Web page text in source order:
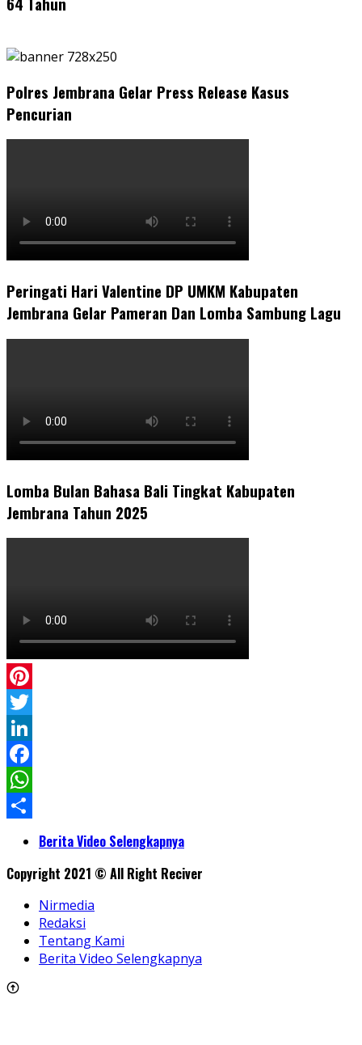
Polres Jembrana Gelar Press Release Kasus
Pencurian
Peringati Hari Valentine DP UMKM Kabupaten
Jembrana Gelar Pameran Dan Lomba Sambung Lagu
Lomba Bulan Bahasa Bali Tingkat Kabupaten
Jembrana Tahun 2025
Pinterest
Twitter
LinkedIn
Facebook
WhatsApp
ShareBerita Video Selengkapnya
Copyright 2021 © All Right Reciver
Nirmedia
Redaksi
Tentang Kami
Berita Video Selengkapnya